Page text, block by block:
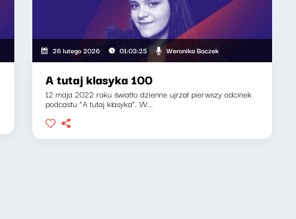
26 lutego 2026 01:03:25 Weronika Boczek
A tutaj klasyka 100
12 maja 2022 roku światło dzienne ujrzał pierwszy odcinek
podcastu “A tutaj klasyka”. W...